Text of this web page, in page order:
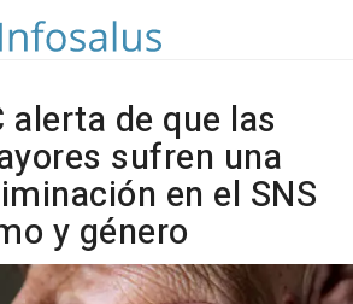
alerta de que las
sufren una
en el SNS
y género